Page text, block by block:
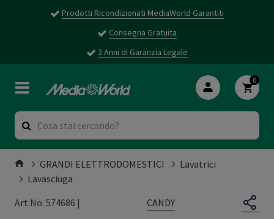
Prodotti Ricondizionati MediaWorld Garantiti
Consegna Gratuita
2 Anni di Garanzia Legale
0
GRANDI ELETTRODOMESTICI
Lavatrici
Lavasciuga
Art.No. 574686 |
CANDY